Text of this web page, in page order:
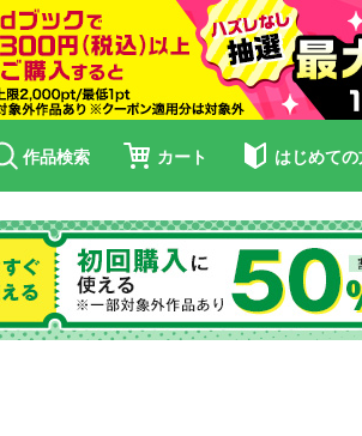
作品検索 カート はじめて